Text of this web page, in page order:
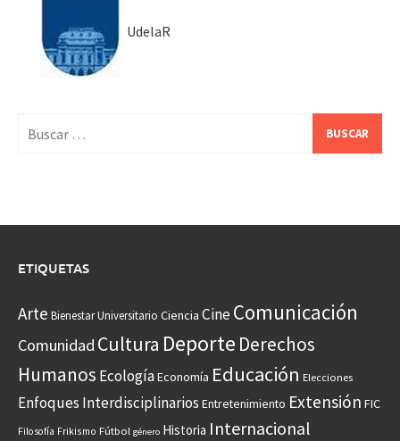
UdelaR
ETIQUETAS
Arte Bienestar Universitario Ciencia CineComunicación
Comunidad Cultura Deporte Derechos
Humanos EcologíaEconomía Educación Elecciones
Enfoques Interdisciplinarios Entretenimiento Extensión FIC
Filosofía Frikismo Fútbol género Historia Internacional